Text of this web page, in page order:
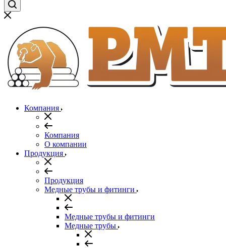
Компания
Компания
О компании
Продукция
Продукция
Медные трубы и фитинги
Медные трубы и фитинги
Медные трубы